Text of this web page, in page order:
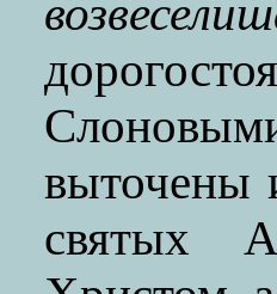
выточены
святых